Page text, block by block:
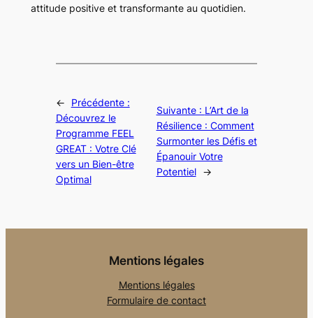
attitude positive et transformante au quotidien.
←
Précédente :
Découvrez le
Programme FEEL
GREAT : Votre Clé
vers un Bien-être
Optimal
Suivante : L’Art de la
Résilience : Comment
Surmonter les Défis et
Épanouir Votre
Potentiel
→
Mentions légales
Mentions légales
Formulaire de contact